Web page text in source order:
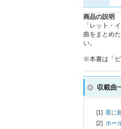
商品の説明
「レット・
曲をまとめ
い。
※本書は「ピ
収載曲
[1] 星に
[2] ホー